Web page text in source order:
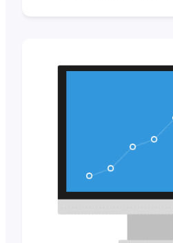
όσο και για τις
αποσκοπούν στη
συνδεσιμότητας και
check-in. Υποστήριξη